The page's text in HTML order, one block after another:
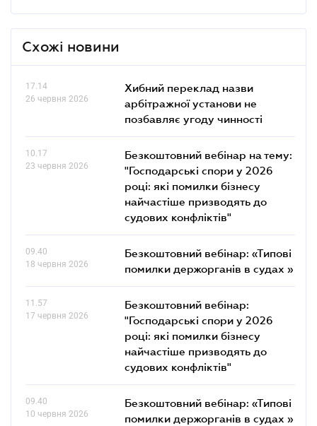
Схожі новини
17.14
26 червня 2026
Хибний переклад назви
арбітражної установи не
позбавляє угоду чинності
10.17
23 червня 2026
Безкоштовний вебінар на тему:
"Господарські спори у 2026
році: які помилки бізнесу
найчастіше призводять до
судових конфліктів"
09.40
18 червня 2026
Безкоштовний вебінар: «Типові
помилки держорганів в судах »
11.57
17 червня 2026
Безкоштовний вебінар:
"Господарські спори у 2026
році: які помилки бізнесу
найчастіше призводять до
судових конфліктів"
09.40
10 червня 2026
Безкоштовний вебінар: «Типові
помилки держорганів в судах »